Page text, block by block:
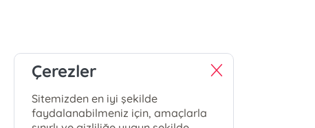
Çerezler
Sitemizden en iyi şekilde
faydalanabilmeniz için, amaçlarla